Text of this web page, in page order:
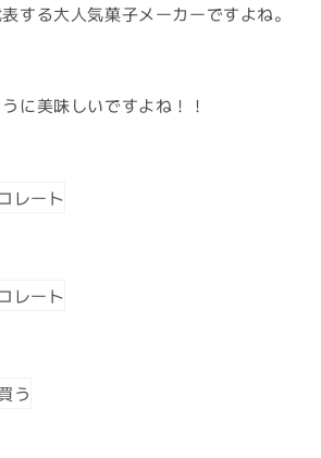
する大人気菓子メーカーですよね。
に美味しいですよね！！